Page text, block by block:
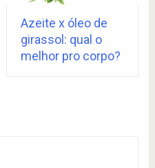
Azeite x óleo de
girassol: qual o
melhor pro corpo?